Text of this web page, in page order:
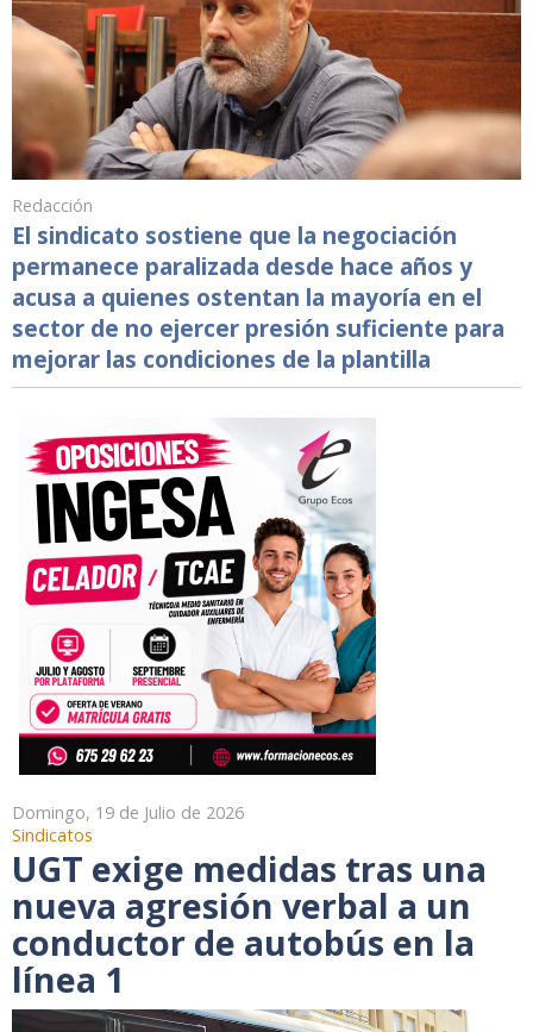
Redacción
El sindicato sostiene que la negociación
permanece paralizada desde hace años y
acusa a quienes ostentan la mayoría en el
sector de no ejercer presión suficiente para
mejorar las condiciones de la plantilla
Domingo, 19 de Julio de 2026
Sindicatos
UGT exige medidas tras una
nueva agresión verbal a un
conductor de autobús en la
línea 1